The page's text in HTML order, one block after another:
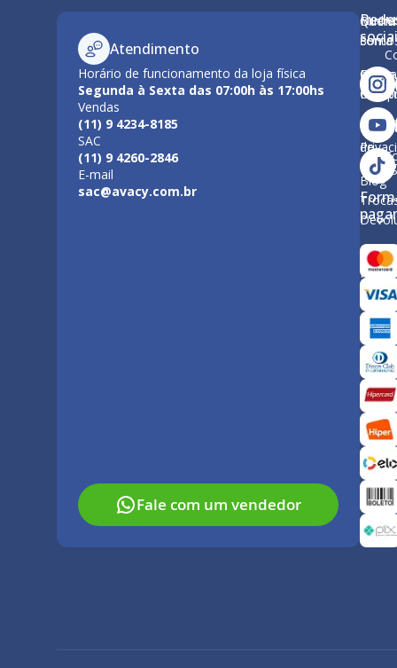
Atendimento
Horário de funcionamento da loja física
Segunda à Sexta das 07:00h às 17:00hs
Vendas
(11) 9 4234-8185
SAC
(11) 9 4260-2846
E-mail
sac@avacy.com.br
Fale com um vendedor
Minha
conta
Como
Política
de
Quem
Nossa
Blog